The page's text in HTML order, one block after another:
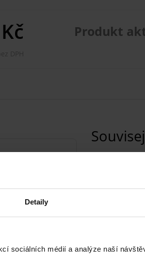
Detaily
sociálních médií a analýze naší
Kč Produkt